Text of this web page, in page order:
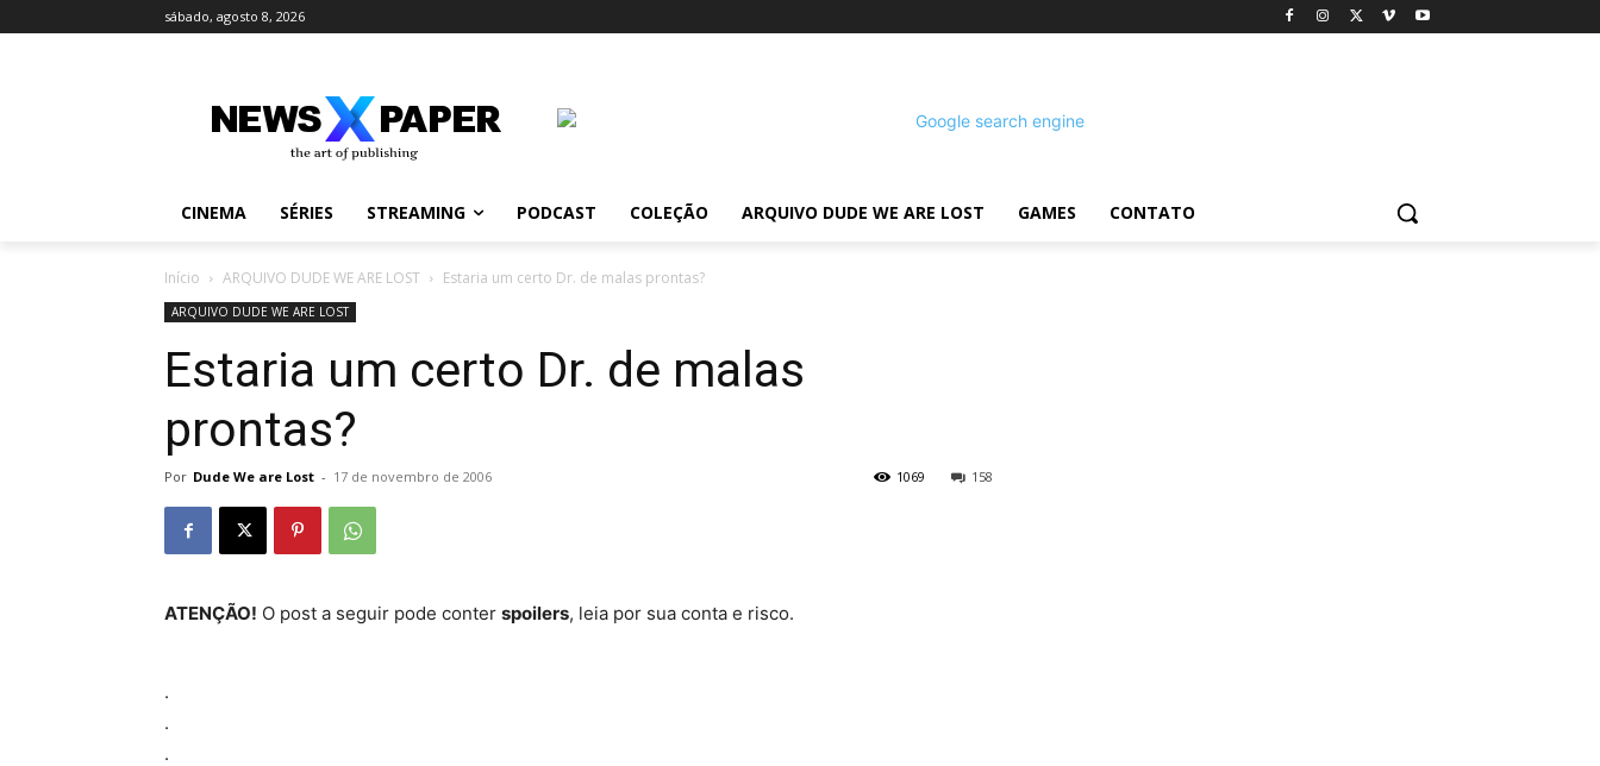
sábado, agosto 8, 2026
CINEMA SÉRIES STREAMING PODCAST COLEÇÃO ARQUIVO DUDE WE ARE LOST GAMES CONTATO
Início ARQUIVO DUDE WE ARE LOST Estaria um certo Dr. de malas prontas?
ARQUIVO DUDE WE ARE LOST
Estaria um certo Dr. de malas
prontas?
Por Dude We are Lost - 17 de novembro de 2006 158
1069
ATENÇÃO! O post a seguir pode conter spoilers, leia por sua conta e risco.
.
.
.